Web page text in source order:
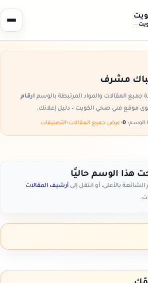
مشرف
المقالات والمواد المرتبطة بالوسم ارقام
موقع فني صحي الكويت – دليل إعلانك.
الوسم: •عرض جميع المقالات•التصنيفات
هذا الوسم حاليًا
بالأعلى، أو انتقل إلى أرشيف المقالات